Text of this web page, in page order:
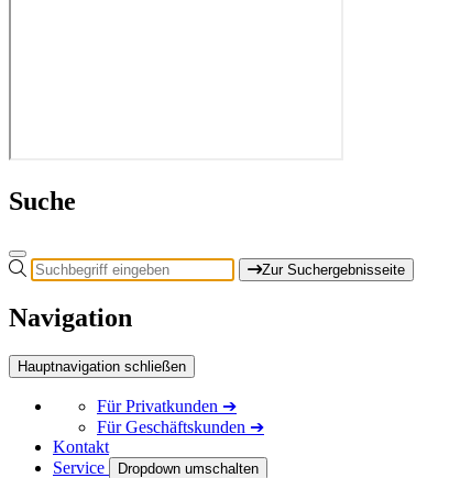
Suche
Zur Suchergebnisseite
Navigation
Hauptnavigation schließen
FürPrivatkunden ➔
FürGeschäftskunden ➔
Kontakt
Service
Dropdown umschalten